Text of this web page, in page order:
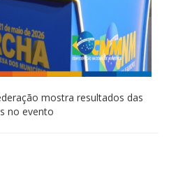
mostra resultados das
no evento